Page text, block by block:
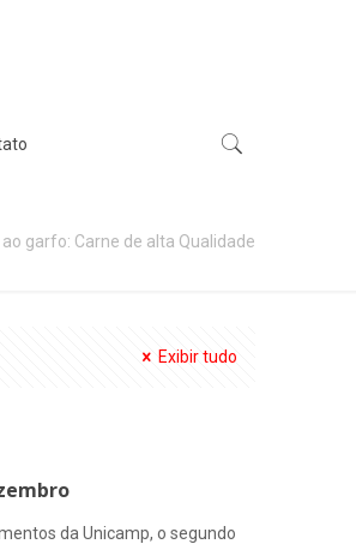
garfo: Carne de alta Qualidade
Exibir tudo
da Unicamp, o segundo